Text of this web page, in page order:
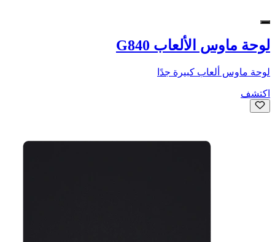
لوحة ماوس الألعاب G840
لوحة ماوس ألعاب كبيرة جدًا
اكتشف